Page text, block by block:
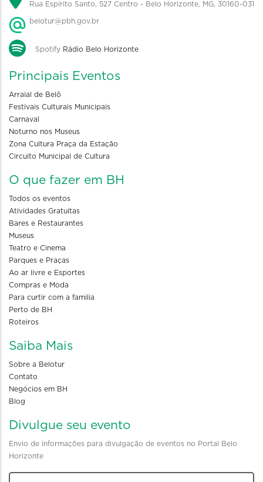
Rua Espírito Santo, 527 Centro - Belo Horizonte, MG, 30160-031
belotur@pbh.gov.br
Spotify Rádio Belo Horizonte
Principais Eventos
Arraial de Belô
Festivais Culturais Municipais
Carnaval
Noturno nos Museus
Zona Cultura Praça da Estação
Circuito Municipal de Cultura
O que fazer em BH
Todos os eventos
Atividades Gratuitas
Bares e Restaurantes
Museus
Teatro e Cinema
Parques e Praças
Ao ar livre e Esportes
Compras e Moda
Para curtir com a familia
Perto de BH
Roteiros
Saiba Mais
Sobre a Belotur
Contato
Negócios em BH
Blog
Divulgue seu evento
Envio de informações para divulgação de eventos no Portal Belo
Horizonte